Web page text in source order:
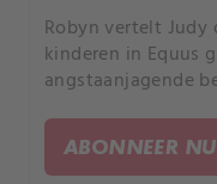
Robyn vertelt
kinderen in Equus
angstaanjagende
ABONNEER NU